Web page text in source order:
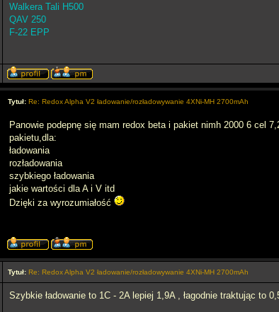
Walkera Tali H500
QAV 250
F-22 EPP
Tytuł: Re: Redox Alpha V2 ładowanie/rozładowywanie 4XNi-MH 2700mAh
Panowie podepnę się mam redox beta i pakiet nimh 2000 6 cel
pakietu,dla:
ładowania
rozładowania
szybkiego ładowania
jakie wartości dla A i V itd
Dzięki za wyrozumiałość
Tytuł: Re: Redox Alpha V2 ładowanie/rozładowywanie 4XNi-MH 2700mAh
Szybkie ładowanie to 1C - 2A lepiej 1,9A , łagodnie traktując to